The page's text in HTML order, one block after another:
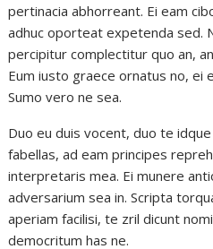
pertinacia abhorreant. Ei eam
adhuc oporteat expetenda sed.
percipitur complectitur quo an,
Eum iusto graece ornatus no, ei
Sumo vero ne sea.
Duo eu duis vocent, duo te
fabellas, ad eam principes
interpretaris mea. Ei munere
adversarium sea in. Scripta
aperiam facilisi, te zril dicunt
democritum has ne.